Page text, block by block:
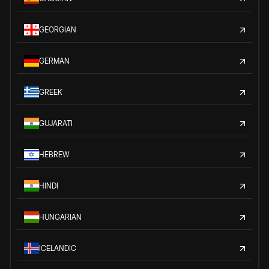
GEORGIAN
GERMAN
GREEK
GUJARATI
HEBREW
HINDI
HUNGARIAN
ICELANDIC